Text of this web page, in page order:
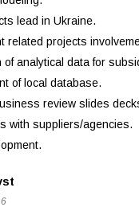
lead in Ukraine.
related projects
of analytical data for
of local database.
review slides
with suppliers/agencies.